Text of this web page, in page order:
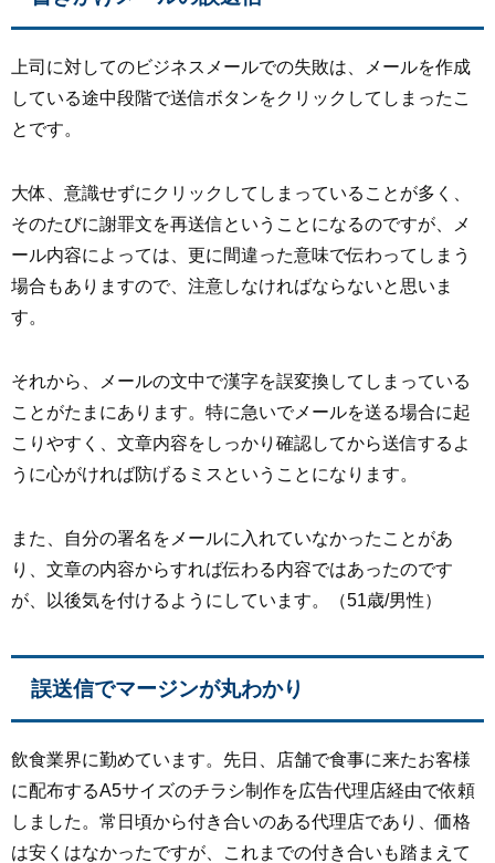
上司に対してのビジネスメールでの失敗は、メールを作成
している途中段階で送信ボタンをクリックしてしまったこ
とです。
大体、意識せずにクリックしてしまっていることが多く、
そのたびに謝罪文を再送信ということになるのですが、メ
ール内容によっては、更に間違った意味で伝わってしまう
場合もありますので、注意しなければならないと思いま
す。
それから、メールの文中で漢字を誤変換してしまっている
ことがたまにあります。特に急いでメールを送る場合に起
こりやすく、文章内容をしっかり確認してから送信するよ
うに心がければ防げるミスということになります。
また、自分の署名をメールに入れていなかったことがあ
り、文章の内容からすれば伝わる内容ではあったのです
が、以後気を付けるようにしています。（51歳/男性）
誤送信でマージンが丸わかり
飲食業界に勤めています。先日、店舗で食事に来たお客様
に配布するA5サイズのチラシ制作を広告代理店経由で依頼
しました。常日頃から付き合いのある代理店であり、価格
は安くはなかったですが、これまでの付き合いも踏まえて